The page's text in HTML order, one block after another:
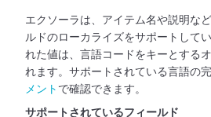
エクソーラは、アイテム名や説明な
ルドのローカライズをサポートして
れた値は、言語コードをキーとする
れます。サポートされている言語の
メント で確認できます。
サポートされているフィールド